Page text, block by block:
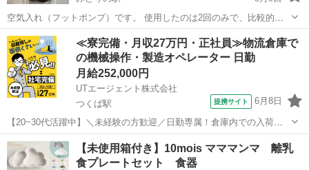
空気入れ（フットポンプ）です。 使用したのは2回のみで、比較的き
れいな状態です。 圧力ゲージ付きで、空気圧を確認しながら使用でき
ます。 使用する機会がなくなったため、お譲りします。 中古品になり
ますので、ご理解いただ...
茨城 つくば市 みどりの駅 その他
≪寮完備・月収27万円・正社員≫物流倉庫で
の機械操作・製造オペレーター 日勤
月給252,000円
UTエージェント株式会社
つくば駅
提携サイト 6月8日
【20~30代活躍中】＼未経験の方歓迎／日勤専属！倉庫内での入荷受
入作業☆直接雇用の可能性あり！《Jbty1C》 詳細情報 ☆★倉庫内で
の入荷受入作業★☆ 未経験の方歓迎！ 製造現場を支える！ 原料や資
材入出庫・運搬作...
茨城 つくば市 つくば駅 その他
【未使用箱付き】10mois マママンマ 離乳
食プレートセット 食器